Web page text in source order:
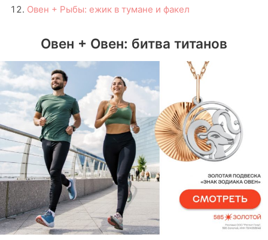
Овен + Рыбы: ежик в тумане и факел
Овен + Овен: битва титанов